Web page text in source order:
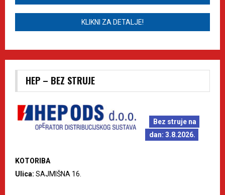
KLIKNI ZA DETALJE!
HEP – BEZ STRUJE
Bez struje na
dan: 3.8.2026.
KOTORIBA
Ulica: SAJMIŠNA 16.